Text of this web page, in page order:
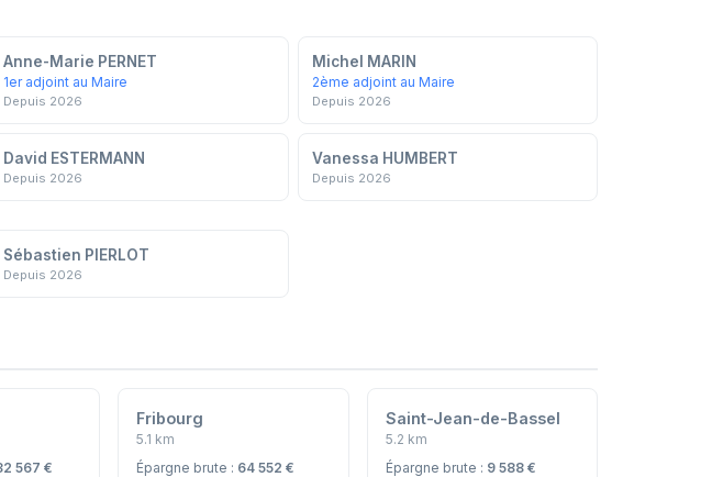
Anne-Marie PERNET
1er adjoint au Maire
Depuis 2026
Michel MARIN
2ème adjoint au Maire
Depuis 2026
David ESTERMANN
Depuis 2026
Vanessa HUMBERT
Depuis 2026
Sébastien PIERLOT
Depuis 2026
567 €
Fribourg
5.1 km
Épargne brute : 64 552 €
Saint-Jean-de-Bassel
5.2 km
Épargne brute : 9 588 €